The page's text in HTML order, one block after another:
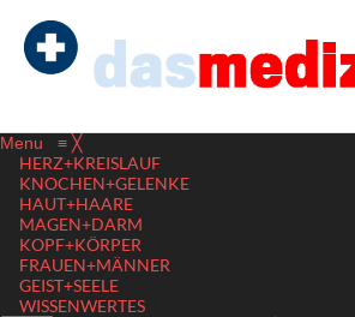
Menu ≡ ╳
HERZ+KREISLAUF
KNOCHEN+GELENKE
HAUT+HAARE
MAGEN+DARM
KOPF+KÖRPER
FRAUEN+MÄNNER
GEIST+SEELE
WISSENWERTES